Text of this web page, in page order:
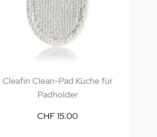
Cleafin Clean-Pad Küche für
Padholder
CHF 15.00